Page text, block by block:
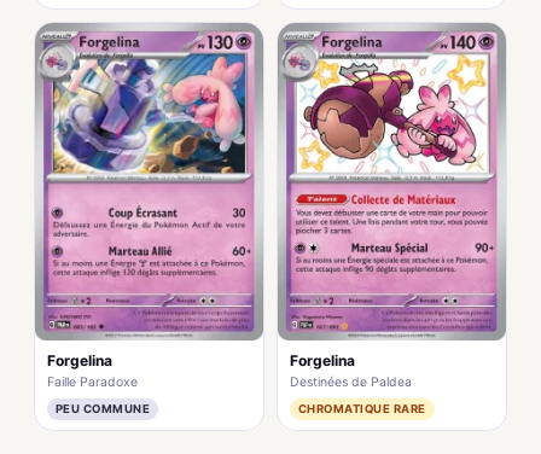
Forgelina
Faille Paradoxe
PEU COMMUNE
Forgelina
Destinées de Paldea
CHROMATIQUE RARE